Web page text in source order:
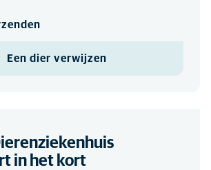
Een dier verwijzen
in het kort